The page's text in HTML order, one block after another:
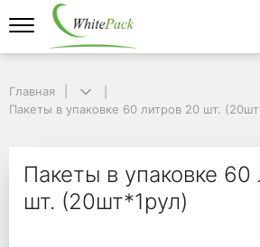
Пакеты в упаковке 60 литров 20 шт.
Пакеты в
Главная
Пакеты в упаковке 60 литров 20 шт.
Пакеты в упаковке 60
шт. (20шт*1рул)